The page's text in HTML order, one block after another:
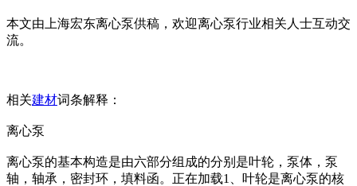
本文由上海宏东离心泵供稿，欢迎离心泵行业相关人士互动交
流。
相关建材词条解释：
离心泵
离心泵的基本构造是由六部分组成的分别是叶轮，泵体，泵
轴，轴承，密封环，填料函。正在加载1、叶轮是离心泵的核